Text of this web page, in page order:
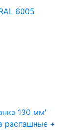
6005
130 мм"
распашные +